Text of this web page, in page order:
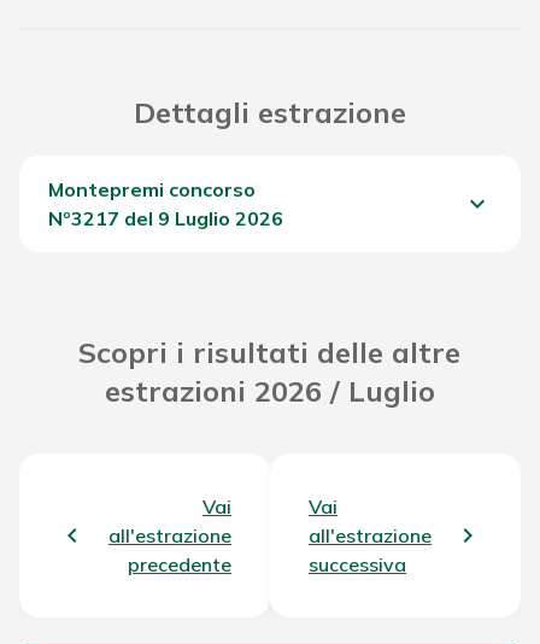
Dettagli estrazione
Montepremi concorso
Nº3217 del 9 Luglio 2026
keyboard_arrow_down
Scopri i risultati delle altre
estrazioni 2026 / Luglio
Vai
all'estrazione
precedente
Vai
all'estrazione
successiva